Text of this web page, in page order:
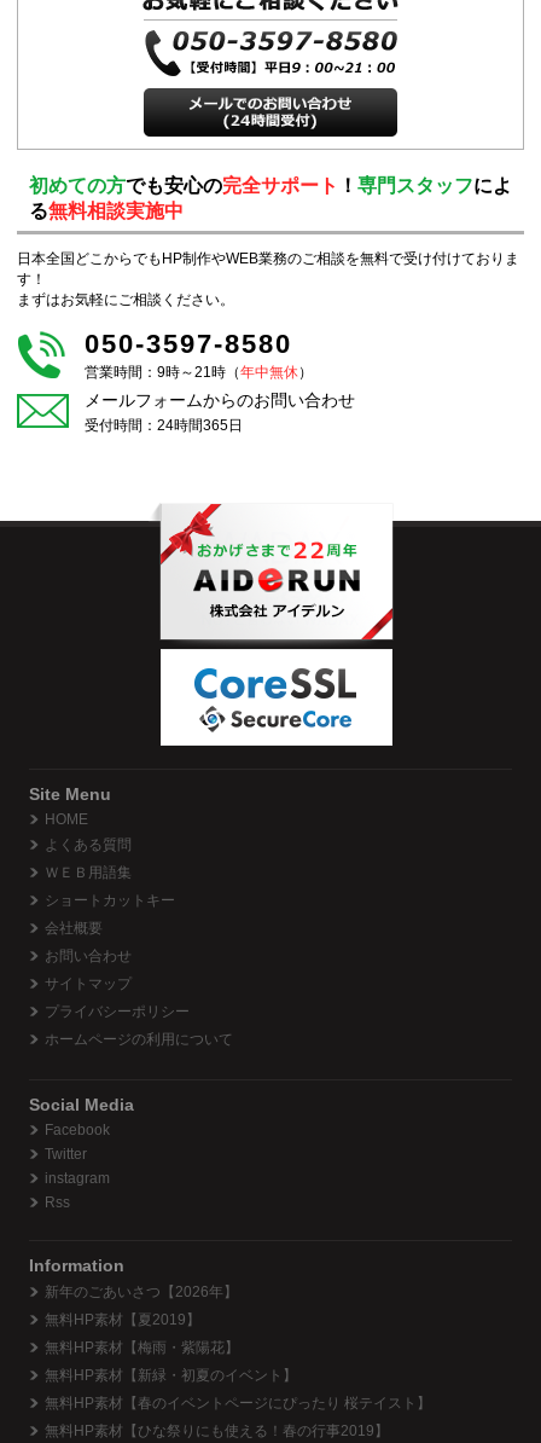
初めての方でも安心の完全サポート ！ 専門スタッフによ
る無料相談実施中
日本全国どこからでもHP制作やWEB業務のご相談を無料で受け付けておりま
す！
まずはお気軽にご相談ください。
050-3597-8580
営業時間：9時～21時（年中無休）
メールフォームからのお問い合わせ
受付時間：24時間365日
Site Menu
HOME
よくある質問
ＷＥＢ用語集
ショートカットキー
会社概要
お問い合わせ
サイトマップ
プライバシーポリシー
ホームページの利用について
Social Media
Facebook
Twitter
instagram
Rss
Information
新年のごあいさつ【2026年】
無料HP素材【夏2019】
無料HP素材【梅雨・紫陽花】
無料HP素材【新緑・初夏のイベント】
無料HP素材【春のイベントページにぴったり 桜テイスト】
無料HP素材【ひな祭りにも使える！春の行事2019】